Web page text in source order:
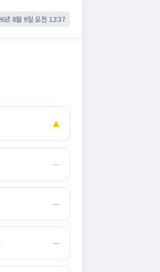
년 8월 9일 오전 12:37
▲
―
―
―